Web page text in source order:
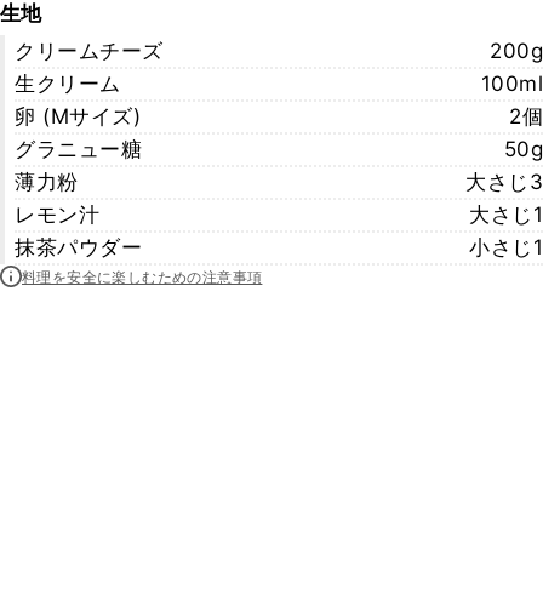
生地
クリームチーズ
200g
生クリーム
100ml
卵 (Mサイズ)
2個
グラニュー糖
50g
薄力粉
大さじ3
レモン汁
大さじ1
抹茶パウダー
小さじ1
料理を安全に楽しむための注意事項